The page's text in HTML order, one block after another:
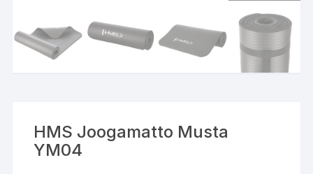
HMS Joogamatto Musta
YM04